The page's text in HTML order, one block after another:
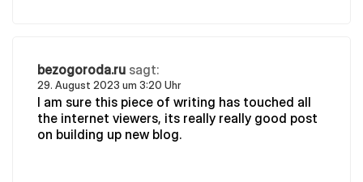
bezogoroda.ru sagt:
29. August 2023 um 3:20 Uhr
I am sure this piece of writing has touched all
the internet viewers, its really really good post
on building up new blog.